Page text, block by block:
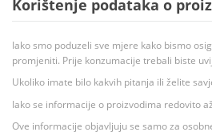
Korištenje podataka o
Iako smo poduzeli sve mjere kako bismo
promjeniti. Prije konzumacije trebali biste
Ukoliko imate bilo kakvih pitanja ili želite
Iako se informacije o proizvodima redovito
Ove informacije objavljuju se samo za